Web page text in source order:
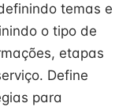
temas e
o tipo de
etapas
Define
para